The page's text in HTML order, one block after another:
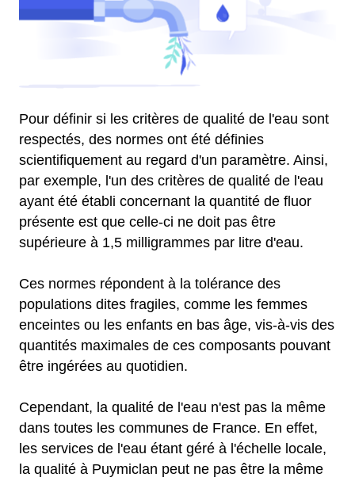
Pour définir si les critères de qualité de l'eau sont
respectés, des normes ont été définies
scientifiquement au regard d'un paramètre. Ainsi,
par exemple, l'un des critères de qualité de l'eau
ayant été établi concernant la quantité de fluor
présente est que celle-ci ne doit pas être
supérieure à 1,5 milligrammes par litre d'eau.
Ces normes répondent à la tolérance des
populations dites fragiles, comme les femmes
enceintes ou les enfants en bas âge, vis-à-vis des
quantités maximales de ces composants pouvant
être ingérées au quotidien.
Cependant, la qualité de l'eau n'est pas la même
dans toutes les communes de France. En effet,
les services de l'eau étant géré à l'échelle locale,
la qualité à Puymiclan peut ne pas être la même